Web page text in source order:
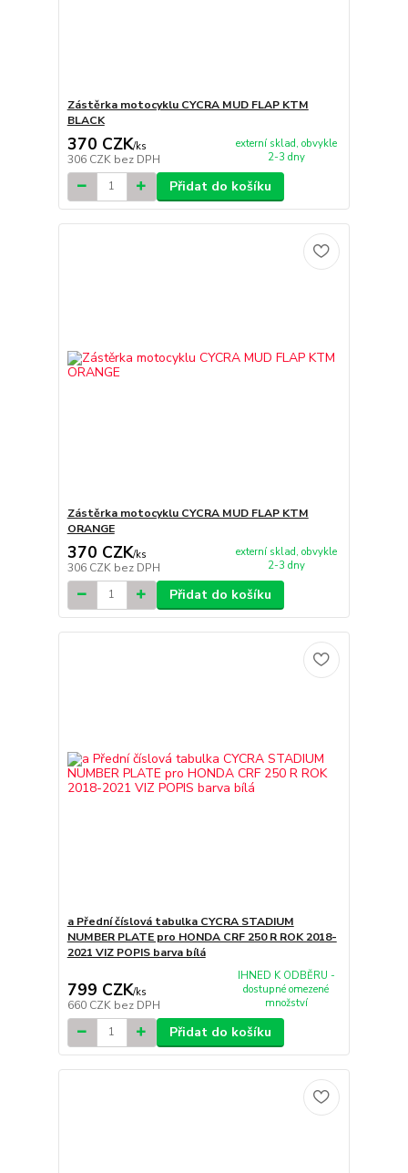
Zástěrka motocyklu CYCRA MUD FLAP KTM
BLACK
370 CZK/ks
306 CZK bez DPH
externí sklad, obvykle
2-3 dny
Přidat do košíku
Zástěrka motocyklu CYCRA MUD FLAP KTM
ORANGE
370 CZK/ks
306 CZK bez DPH
externí sklad, obvykle
2-3 dny
Přidat do košíku
a Přední číslová tabulka CYCRA STADIUM
NUMBER PLATE pro HONDA CRF 250 R ROK 2018-
2021 VIZ POPIS barva bílá
799 CZK/ks
660 CZK bez DPH
IHNED K ODBĚRU -
dostupné omezené
množství
Přidat do košíku